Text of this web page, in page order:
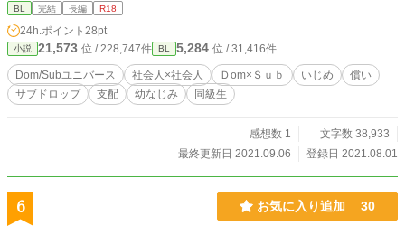
BL 完結 長編 R18
24h.ポイント 28pt
小説 21,573 位 / 228,747件 BL 5,284 位 / 31,416件
Dom/Subユニバース 社会人×社会人 Ｄom×Ｓｕｂ いじめ
償い
サブドロップ
支配 幼なじみ 同級生
感想数 1
文字数 38,933
最終更新日 2021.09.06
登録日 2021.08.01
6 お気に入り追加 30